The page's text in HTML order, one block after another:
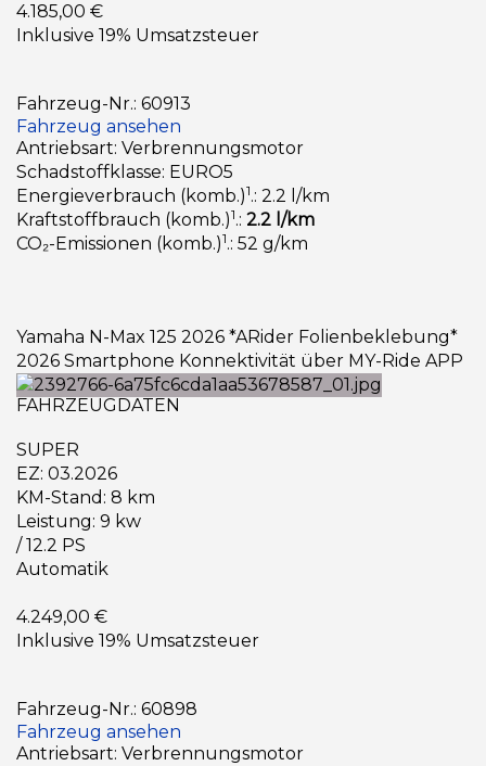
4.185,00 €
Inklusive 19% Umsatzsteuer
Fahrzeug-Nr.: 60913
Fahrzeug ansehen
Antriebsart: Verbrennungsmotor
Schadstoffklasse: EURO5
Energieverbrauch (komb.)1.: 2.2 l/km
Kraftstoffbrauch (komb.)1.: 2.2 l/km
CO₂-Emissionen (komb.)1.: 52 g/km
Yamaha N-Max 125 2026 *ARider Folienbeklebung*
2026 Smartphone Konnektivität über MY-Ride APP
FAHRZEUGDATEN
SUPER
EZ: 03.2026
KM-Stand: 8 km
Leistung: 9 kw
/ 12.2 PS
Automatik
4.249,00 €
Inklusive 19% Umsatzsteuer
Fahrzeug-Nr.: 60898
Fahrzeug ansehen
Antriebsart: Verbrennungsmotor